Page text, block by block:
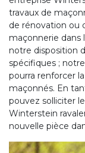
travaux de
de rénovation ou
maçonnerie dans
notre disposition
spécifiques ;
pourra renforcer
maçonnés. En
pouvez solliciter
Winterstein
nouvelle pièce